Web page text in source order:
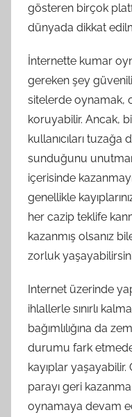
gösteren birçok
dünyada dikkat
İnternette kumar
gereken şey
sitelerde oynamak,
koruyabilir. Ancak,
kullanıcıları
sunduğunu
içerisinde
genellikle
her cazip teklife
kazanmış olsanız
zorluk
Internet üzerinde
ihlallerle sınırlı
bağımlılığına da
durumu fark
kayıplar
parayı geri
oynamaya devam